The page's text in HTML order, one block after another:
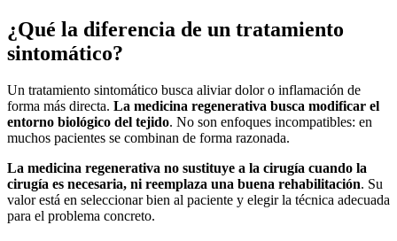
¿Qué la diferencia de un tratamiento
sintomático?
Un tratamiento sintomático busca aliviar dolor o inflamación de
forma más directa. La medicina regenerativa busca modificar el
entorno biológico del tejido. No son enfoques incompatibles: en
muchos pacientes se combinan de forma razonada.
La medicina regenerativa no sustituye a la cirugía cuando la
cirugía es necesaria, ni reemplaza una buena rehabilitación. Su
valor está en seleccionar bien al paciente y elegir la técnica adecuada
para el problema concreto.